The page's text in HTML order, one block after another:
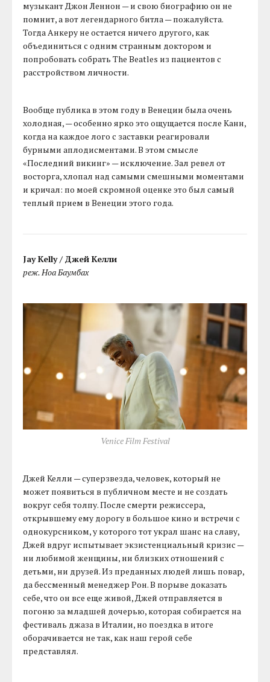
музыкант Джон Леннон — и свою биографию он не
помнит, а вот легендарного битла — пожалуйста.
Тогда Анкеру не остается ничего другого, как
объединиться с одним странным доктором и
попробовать собрать The Beatles из пациентов с
расстройством личности.
Вообще публика в этом году в Венеции была очень
холодная, — особенно ярко это ощущается после Канн,
когда на каждое лого с заставки реагировали
бурными аплодисментами. В этом смысле
«Последний викинг» — исключение. Зал ревел от
восторга, хлопал над самыми смешными моментами
и кричал: по моей скромной оценке это был самый
теплый прием в Венеции этого года.
Jay Kelly / Джей Келли
реж. Ноа Баумбах
Venice Film Festival
Джей Келли — суперзвезда, человек, который не
может появиться в публичном месте и не создать
вокруг себя толпу. После смерти режиссера,
открывшему ему дорогу в большое кино и встречи с
однокурсником, у которого тот украл шанс на славу,
Джей вдруг испытывает экзистенциальный кризис —
ни любимой женщины, ни близких отношений с
детьми, ни друзей. Из преданных людей лишь повар,
да бессменный менеджер Рон. В порыве доказать
себе, что он все еще живой, Джей отправляется в
погоню за младшей дочерью, которая собирается на
фестиваль джаза в Италии, но поездка в итоге
оборачивается не так, как наш герой себе
представлял.